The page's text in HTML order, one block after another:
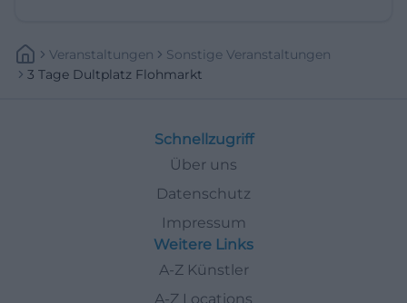
Veranstaltungen
Sonstige Veranstaltungen
3 Tage Dultplatz Flohmarkt
Schnellzugriff
Über uns
Datenschutz
Impressum
Weitere Links
A-Z Künstler
A-Z Locations